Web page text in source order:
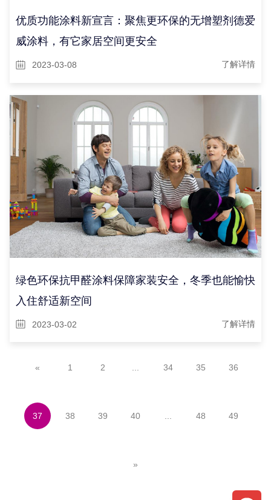
优质功能涂料新宣言：聚焦更环保的无增塑剂德爱
威涂料，有它家居空间更安全
2023-03-08 了解详情
绿色环保抗甲醛涂料保障家装安全，冬季也能愉快
入住舒适新空间
2023-03-02 了解详情
« 1 2 34 35 36
37 38 39 40 48 49
»